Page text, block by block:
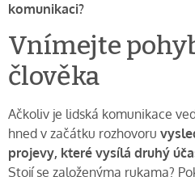
komunikaci?
Vnímejte
člověka
Ačkoliv je lidská komunikace
hned v začátku rozhovoru
projevy, které vysílá druhý
Stojí se založenýma rukama?